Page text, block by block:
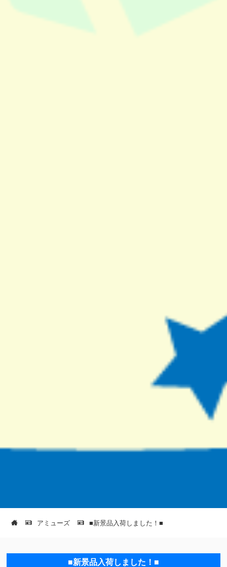
アミューズ ■新景品入荷しました！■
■新景品入荷しました！■